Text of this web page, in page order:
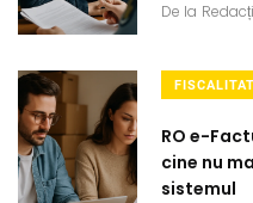
De la
RO e-
cine nu
sistemul